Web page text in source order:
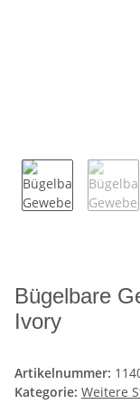
Bügelbare
Ivory
Artikelnummer:
Kategorie: Weitere